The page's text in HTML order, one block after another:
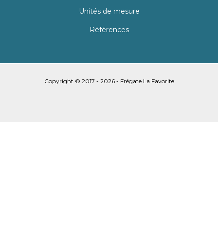
Unités de mesure
Références
Copyright © 2017 - 2026 - Frégate La Favorite